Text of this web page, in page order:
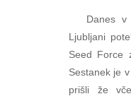
Danes v
Ljubljani
Seed Force
Sestanek je
prišli že